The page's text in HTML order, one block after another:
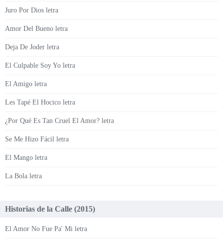
Juro Por Dios letra
Amor Del Bueno letra
Deja De Joder letra
El Culpable Soy Yo letra
El Amigo letra
Les Tapé El Hocico letra
¿Por Qué Es Tan Cruel El Amor? letra
Se Me Hizo Fácil letra
El Mango letra
La Bola letra
Historias de la Calle (2015)
El Amor No Fue Pa' Mi letra